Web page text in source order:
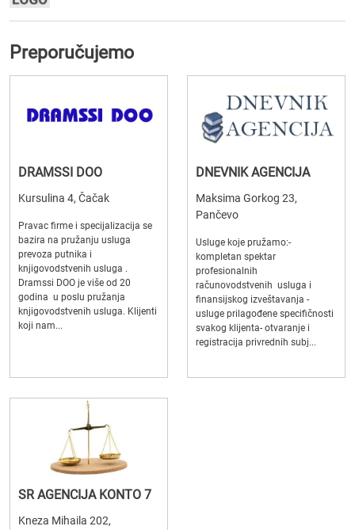
Preporučujemo
DRAMSSI DOO
Kursulina 4, Čačak
Pravac firme i specijalizacija se
bazira na pružanju usluga
prevoza putnika i
knjigovodstvenih usluga .
Dramssi DOO je više od 20
godina u poslu pružanja
knjigovodstvenih usluga. Klijenti
koji nam...
DNEVNIK AGENCIJA
Maksima Gorkog 23,
Pančevo
Usluge koje pružamo:-
kompletan spektar
profesionalnih
računovodstvenih usluga i
finansijskog izveštavanja -
usluge prilagođene specifičnosti
svakog klijenta- otvaranje i
registracija privrednih subj...
SR AGENCIJA KONTO 7
Kneza Mihaila 202,